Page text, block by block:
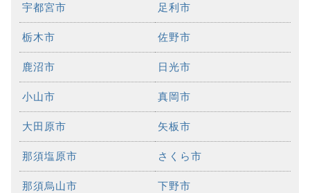
宇都宮市 足利市
栃木市 佐野市
鹿沼市 日光市
小山市 真岡市
大田原市 矢板市
那須塩原市 さくら市
那須烏山市 下野市